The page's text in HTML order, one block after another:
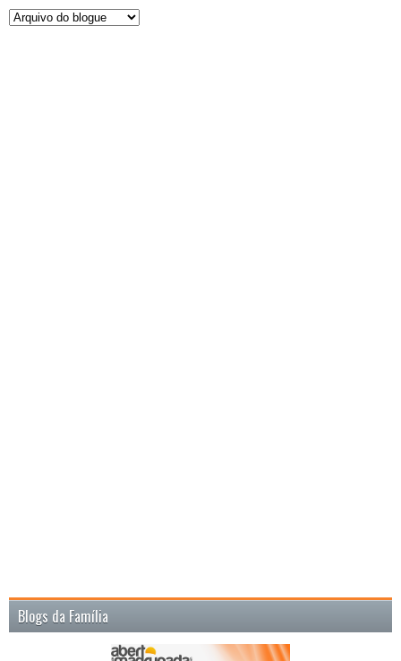
Blogs da Família